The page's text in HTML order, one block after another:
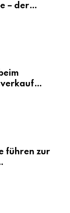
– der
führen zur